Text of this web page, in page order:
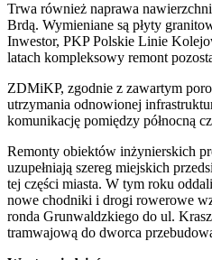
Trwa również naprawa
Brdą. Wymieniane są płyty
Inwestor, PKP Polskie Linie
latach kompleksowy remont
ZDMiKP, zgodnie z zawartym
utrzymania odnowionej
komunikację pomiędzy północną
Remonty obiektów inżynierskich
uzupełniają szereg miejskich
tej części miasta. W tym roku
nowe chodniki i drogi rowerowe
ronda Grunwaldzkiego do ul.
tramwajową do dworca